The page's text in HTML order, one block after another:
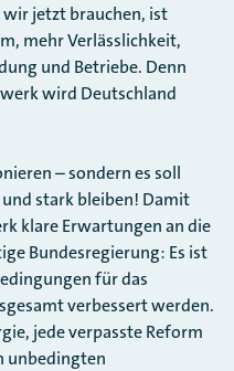
jetzt brauchen, ist
mehr Verlässlichkeit,
und Betriebe. Denn
wird Deutschland
– sondern es soll
stark bleiben! Damit
klare Erwartungen an die
Bundesregierung: Es ist
für das
verbessert werden.
jede verpasste Reform
unbedingten